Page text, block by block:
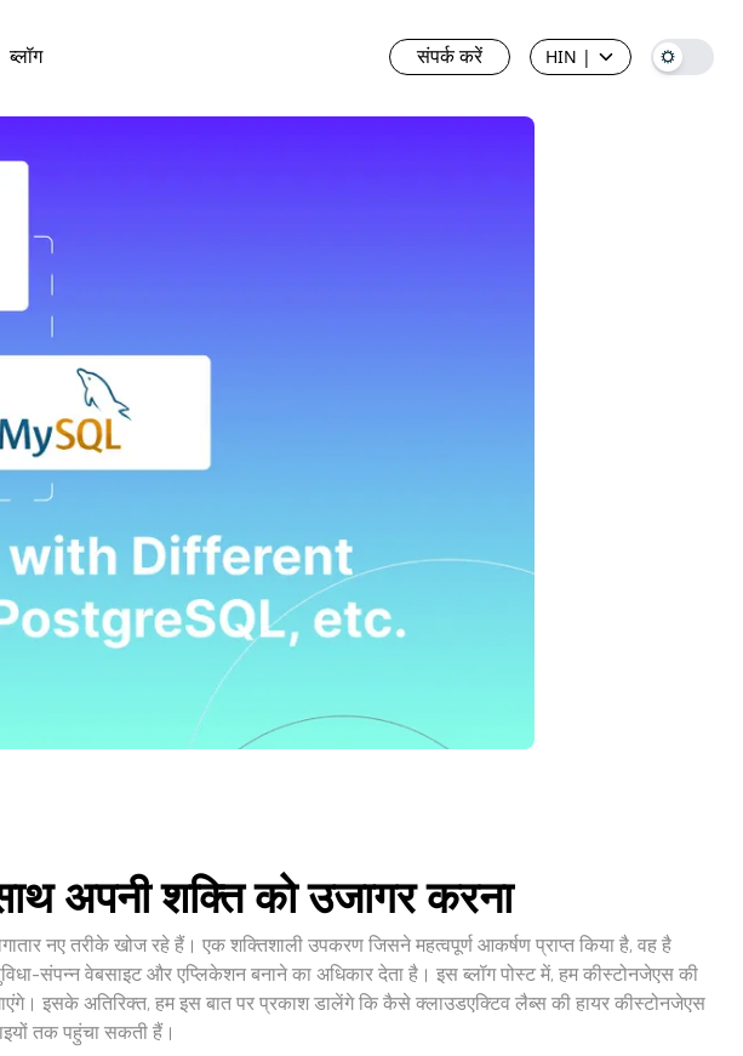
ब्लॉग संपर्क करें HIN |
अपनी शक्ति को उजागर करना
नए तरीके खोज रहे हैं। एक शक्तिशाली उपकरण जिसने महत्वपूर्ण आकर्षण प्राप्त किया है, वह है
संपन्न वेबसाइट और एप्लिकेशन बनाने का अधिकार देता है। इस ब्लॉग पोस्ट में, हम कीस्टोनजेएस की
इसके अतिरिक्त, हम इस बात पर प्रकाश डालेंगे कि कैसे क्लाउडएक्टिव लैब्स की हायर कीस्टोनजेएस
तक पहुंचा सकती हैं।